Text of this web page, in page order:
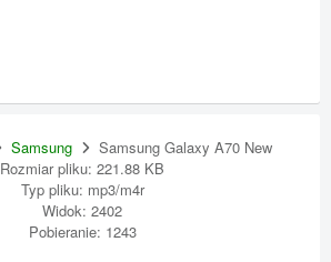
Samsung
Samsung Galaxy A70 New
Rozmiar pliku: 221.88 KB
Typ pliku: mp3/m4r
Widok: 2402
Pobieranie: 1243